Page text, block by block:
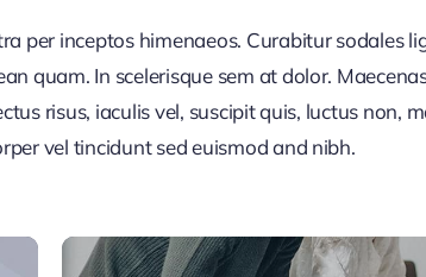
per inceptos himenaeos. Curabitur sodales
quam. In scelerisque sem at dolor.
risus, iaculis vel, suscipit quis, luctus non,
vel tincidunt sed euismod and nibh.